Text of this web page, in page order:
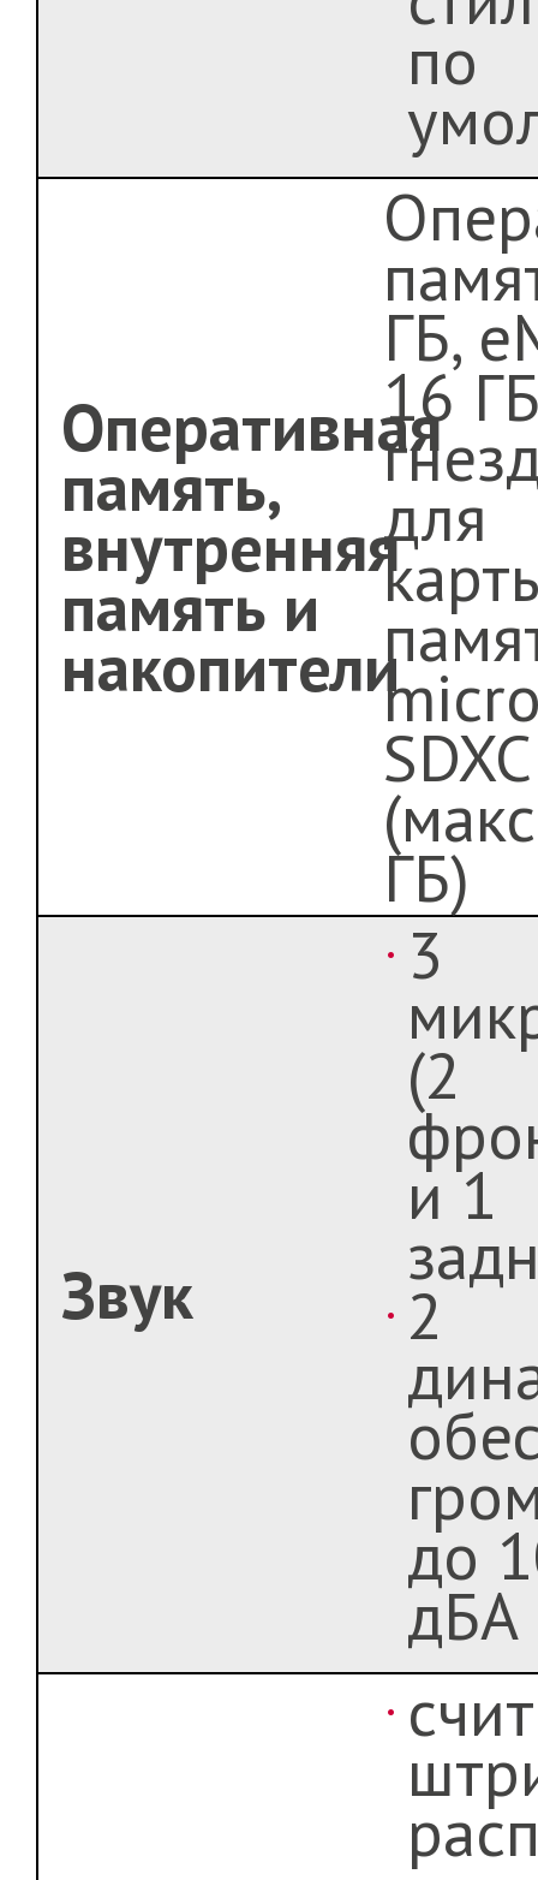
по
Оперативная
память,
внутренняя
память и
накопители
ГБ,
16
для
SDXC
ГБ)
Звук
3
(2
и 1
2
до
дБА